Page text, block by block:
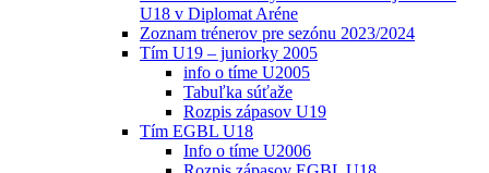
U18 v Diplomat Aréne
Zoznam trénerov pre sezónu 2023/2024
Tím U19 – juniorky 2005
info o tíme U2005
Tabuľka súťaže
Rozpis zápasov U19
Tím EGBL U18
Info o tíme U2006